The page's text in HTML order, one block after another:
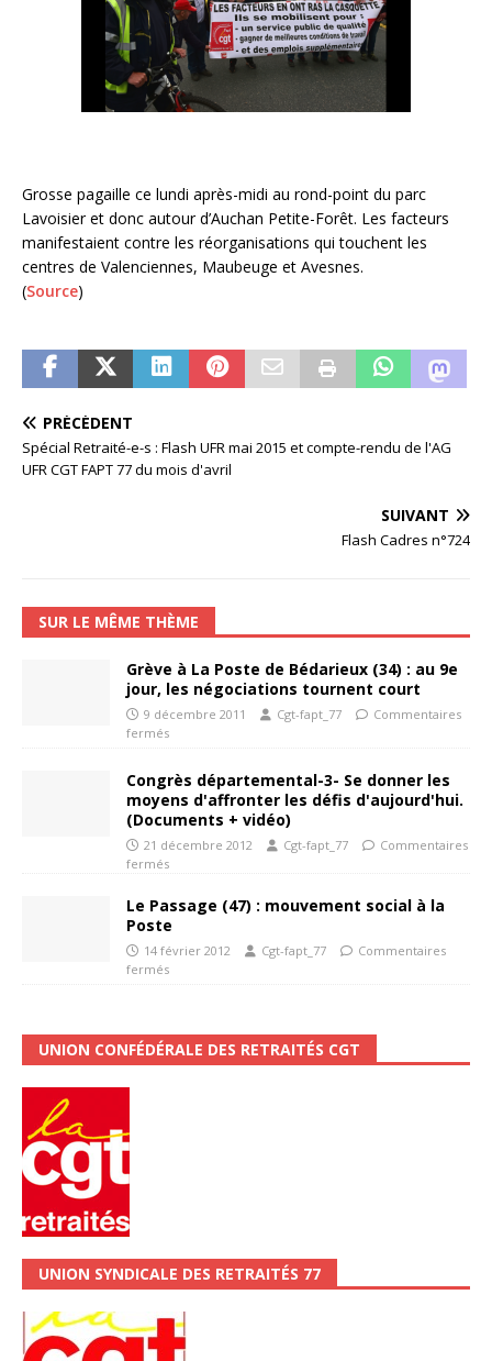
Grosse pagaille ce lundi après-midi au rond-point du parc
Lavoisier et donc autour d’Auchan Petite-Forêt. Les facteurs
manifestaient contre les réorganisations qui touchent les
centres de Valenciennes, Maubeuge et Avesnes.
(Source)
PRÉCÉDENT
Spécial Retraité-e-s : Flash UFR mai 2015 et compte-rendu de l'AG
UFR CGT FAPT 77 du mois d'avril
SUIVANT
Flash Cadres n°724
SUR LE MÊME THÈME
Grève à La Poste de Bédarieux (34) : au 9e
jour, les négociations tournent court
9 décembre 2011 Cgt-fapt_77
Commentaires
fermés
Congrès départemental-3- Se donner les
moyens d'affronter les défis d'aujourd'hui.
(Documents + vidéo)
21 décembre 2012 Cgt-fapt_77
Commentaires
fermés
Le Passage (47) : mouvement social à la
Poste
14 février 2012 Cgt-fapt_77
Commentaires
fermés
UNION CONFÉDÉRALE DES RETRAITÉS CGT
UNION SYNDICALE DES RETRAITÉS 77